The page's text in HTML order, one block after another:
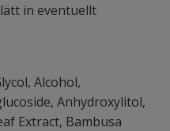
in eventuellt
Alcohol,
Anhydroxylitol,
Extract, Bambusa